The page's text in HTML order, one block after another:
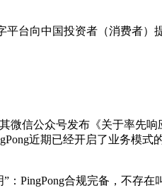
台向中国投资者（消费者）
微信公众号发布《关于率先响
近期已经开启了业务模式
PingPong合规完备，不存在